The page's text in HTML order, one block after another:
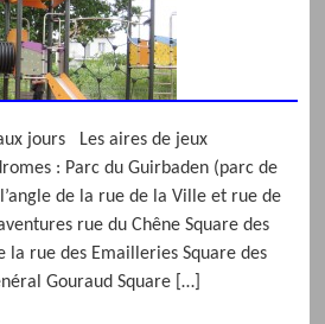
jours Les aires de jeux
: Parc du Guirbaden (parc de
de la rue de la Ville et rue de
rue du Chêne Square des
la rue des Emailleries Square des
Gouraud Square […]